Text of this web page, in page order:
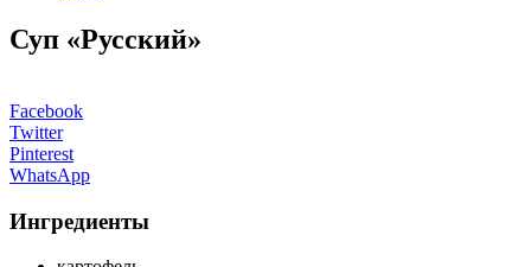
Суп «Русский»
Facebook
Twitter
Pinterest
WhatsApp
Ингредиенты